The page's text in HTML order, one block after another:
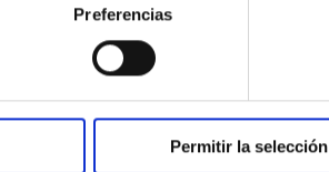
Preferencias
Permitir la selección